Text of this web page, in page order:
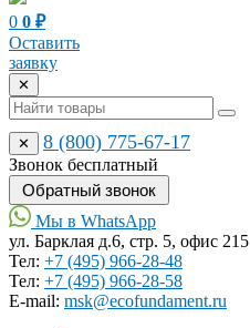
0 0 ₽
Оставить
заявку
✕
✕ 8 (800) 775-67-17
Звонок бесплатный
Мы в WhatsApp
ул. Барклая д.6, стр. 5, офис 215
Тел: +7 (495) 966-28-48
Тел: +7 (495) 966-28-58
Е-mail: msk@ecofundament.ru